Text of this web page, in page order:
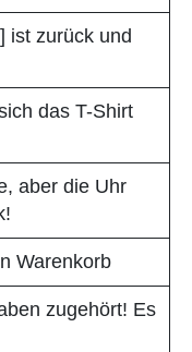
ist zurück und
das T-Shirt
aber die Uhr
Warenkorb
zugehört! Es